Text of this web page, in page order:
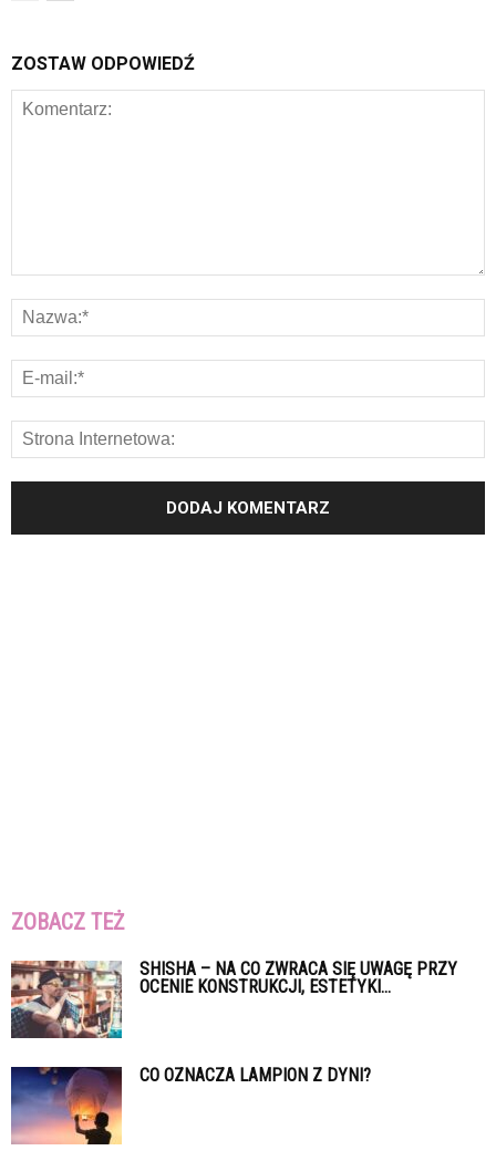
ZOSTAW ODPOWIEDŹ
ZOBACZ TEŻ
SHISHA – NA CO ZWRACA SIĘ UWAGĘ PRZY
OCENIE KONSTRUKCJI, ESTETYKI...
CO OZNACZA LAMPION Z DYNI?